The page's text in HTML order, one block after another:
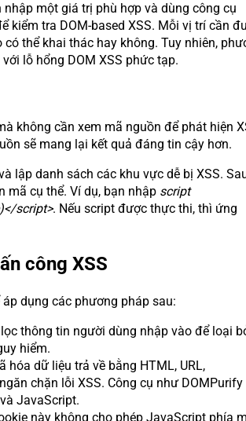
nhập một giá trị phù hợp và dùng công cụ
kiểm tra DOM-based XSS. Mỗi vị trí cần
thể khai thác hay không. Tuy nhiên,
lỗ hổng DOM XSS phức tạp.
không cần xem mã nguồn để phát hiện
sẽ mang lại kết quả đáng tin cậy hơn.
lập danh sách các khu vực dễ bị XSS.
mã cụ thể. Ví dụ, bạn nhập script
script>. Nếu script được thực thi, thì ứng
công XSS
dụng các phương pháp sau:
thông tin người dùng nhập vào để loại
hiểm.
hóa dữ liệu trả về bằng HTML, URL,
chặn lỗi XSS. Công cụ như DOMPurify
JavaScript.
này không cho phép JavaScript phía